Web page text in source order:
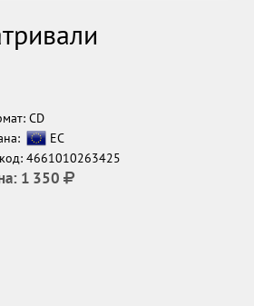
CD
ЕС
4661010263425
1 350